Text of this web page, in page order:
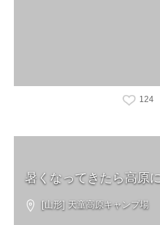
124
暑くなってきたら高原
[山形] 天童高原キャンプ場